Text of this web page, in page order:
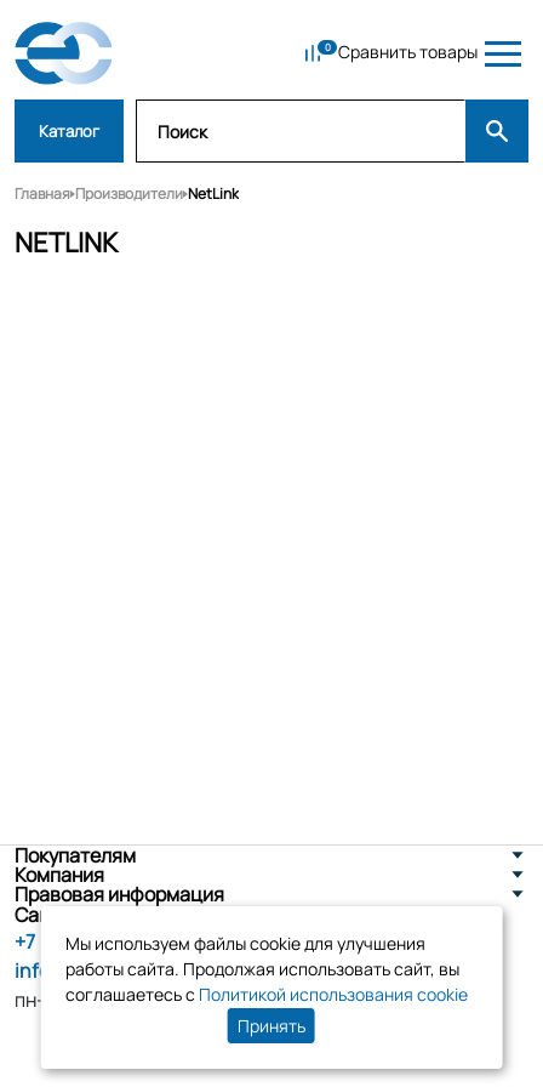
Сравнить товары
Каталог
Главная Производители NetLink
NETLINK
Покупателям
Компания
Правовая информация
Санкт-Петербург, ул. Новоселов д. 8
+7 (800) 555-86-90
info@tk-elko.ru
пн-пт, 10:00 - 18:00
Мы используем файлы cookie для улучшения
работы сайта. Продолжая использовать сайт, вы
соглашаетесь с Политикой использования cookie
Принять